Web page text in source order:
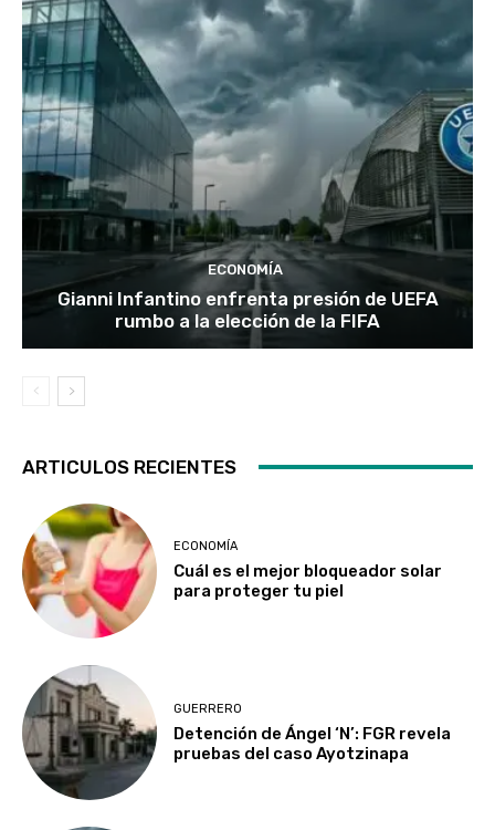
ECONOMÍA
Gianni Infantino enfrenta presión de UEFA
rumbo a la elección de la FIFA
ARTICULOS RECIENTES
ECONOMÍA
Cuál es el mejor bloqueador solar
para proteger tu piel
GUERRERO
Detención de Ángel ‘N’: FGR revela
pruebas del caso Ayotzinapa